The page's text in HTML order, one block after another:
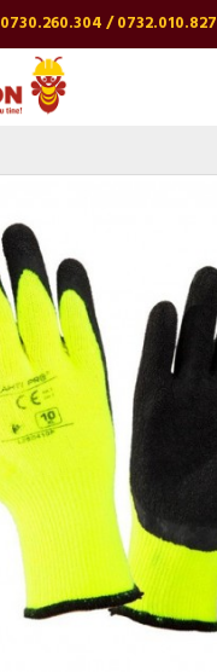
0730.260.304 / 0732.010.827